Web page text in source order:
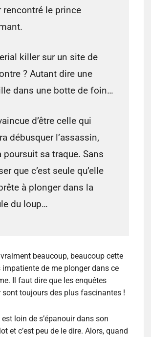
rencontré le prince
killer sur un site de
? Autant dire une
dans une botte de foin…
d’être celle qui
débusquer l’assassin,
poursuit sa traque. Sans
que c’est seule qu’elle
à plonger dans la
du loup…
vraiment beaucoup, beaucoup cette
impatiente de me plonger dans ce
Il faut dire que les enquêtes
sont toujours des plus fascinantes !
loin de s’épanouir dans son
et c’est peu de le dire. Alors, quand